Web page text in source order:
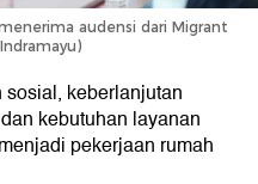
audensi dari Migrant
keberlanjutan
kebutuhan layanan
pekerjaan rumah